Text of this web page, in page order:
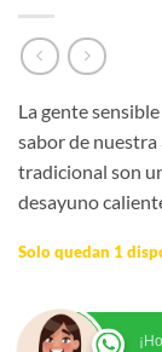
La gente
sabor de nuestra
tradicional son
desayuno
Solo quedan 1